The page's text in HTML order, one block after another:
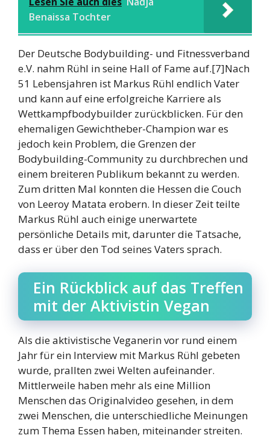
Benaissa Tochter
Der Deutsche Bodybuilding- und Fitnessverband
e.V. nahm Rühl in seine Hall of Fame auf.[7]Nach
51 Lebensjahren ist Markus Rühl endlich Vater
und kann auf eine erfolgreiche Karriere als
Wettkampfbodybuilder zurückblicken. Für den
ehemaligen Gewichtheber-Champion war es
jedoch kein Problem, die Grenzen der
Bodybuilding-Community zu durchbrechen und
einem breiteren Publikum bekannt zu werden.
Zum dritten Mal konnten die Hessen die Couch
von Leeroy Matata erobern. In dieser Zeit teilte
Markus Rühl auch einige unerwartete
persönliche Details mit, darunter die Tatsache,
dass er über den Tod seines Vaters sprach.
Ein Rückblick auf das Treffen
mit der Aktivistin Vegan
Als die aktivistische Veganerin vor rund einem
Jahr für ein Interview mit Markus Rühl gebeten
wurde, prallten zwei Welten aufeinander.
Mittlerweile haben mehr als eine Million
Menschen das Originalvideo gesehen, in dem
zwei Menschen, die unterschiedliche Meinungen
zum Thema Essen haben, miteinander streiten.